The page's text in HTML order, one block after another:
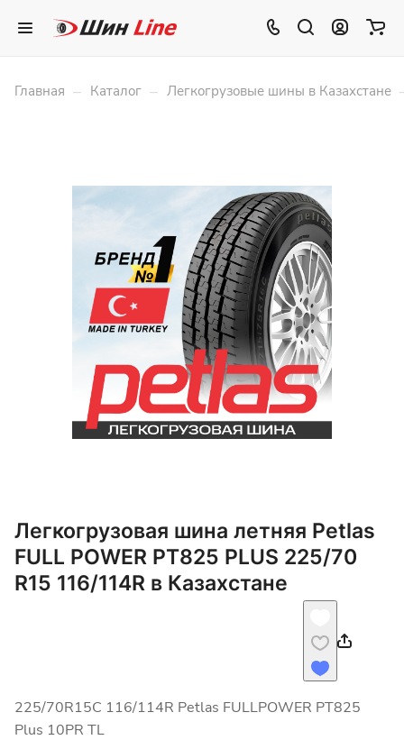
Главная – Каталог – Легкогрузовые шины в Казахстане
Легкогрузовая шина летняя Petlas
FULL POWER PT825 PLUS 225/70
R15 116/114R в Казахстане
225/70R15C 116/114R Petlas FULLPOWER PT825
Plus 10PR TL